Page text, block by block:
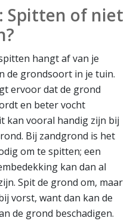
Spitten of niet
hangt af van je
de grondsoort in je tuin.
ervoor dat de grond
en beter vocht
kan vooral handig zijn bij
Bij zandgrond is het
om te spitten; een
kan dan al
Spit de grond om, maar
vorst, want dan kan de
de grond beschadigen.